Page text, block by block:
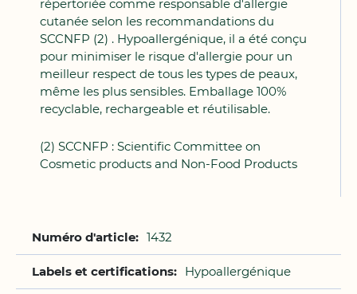
répertoriée comme responsable d'allergie
cutanée selon les recommandations du
SCCNFP (2) . Hypoallergénique, il a été conçu
pour minimiser le risque d'allergie pour un
meilleur respect de tous les types de peaux,
même les plus sensibles. Emballage 100%
recyclable, rechargeable et réutilisable.
(2) SCCNFP : Scientific Committee on
Cosmetic products and Non-Food Products
d'infos
1432
Hypoallergénique